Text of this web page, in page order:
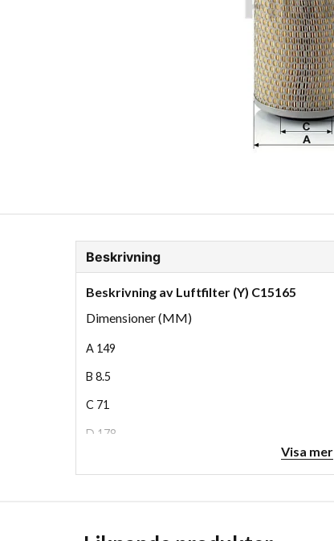
Beskrivning
Beskrivning av Luftfilter (Y) C15165
Dimensioner (MM)
A 149
B 8.5
C 71
D 178
Visa mer